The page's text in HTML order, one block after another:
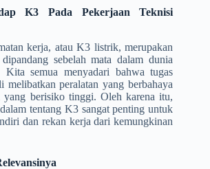
K3 Pada Pekerjaan Teknisi
kerja, atau K3 listrik, merupakan
sebelah mata dalam dunia
semua menyadari bahwa tugas
peralatan yang berbahaya
yang berisiko tinggi. Oleh karena itu,
tentang K3 sangat penting untuk
dan rekan kerja dari kemungkinan